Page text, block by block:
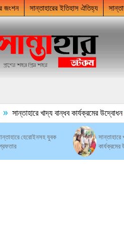
জংশন সান্তাহারের ইতিহাস ঐতিহ্য
সান্তাহারে খাদ্য বান্ধব কার্যক্রমের উদ্বোধন »
হেরোইনসহ যুবক
সান্তাহারে